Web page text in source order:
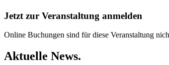
Jetzt zur Veranstaltung anmelden
Online Buchungen sind für diese Veranstaltung
Aktuelle News.